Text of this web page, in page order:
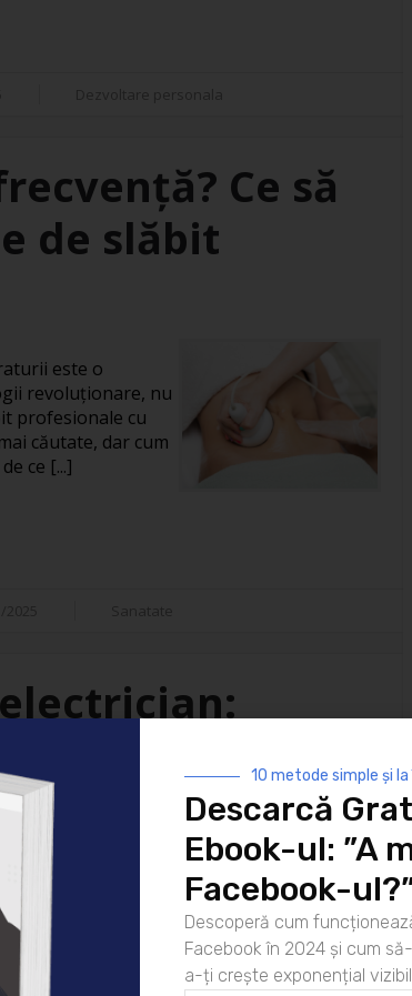
Ce să
de slăbit
este o
revoluționare, nu
profesionale cu
căutate, dar cum
ce [...]
De la
până la
Dar
Hai să
zi Ziua unui
10 metode simple și
Descarcă
Ebook-ul: ”A
Facebook-
Descoperă cum
Facebook în 2024 și cum
a-ți crește exponențial